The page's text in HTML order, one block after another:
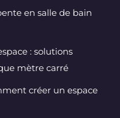
en salle de bain
: solutions
mètre carré
créer un espace